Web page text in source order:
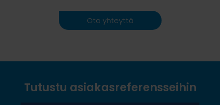
Ota yhteyttä
Tutustu asiakasreferensseihin